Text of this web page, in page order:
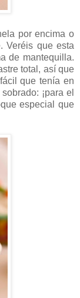
por encima o
Veréis que esta
de mantequilla.
total, así que
que tenía en
¡para el
especial que